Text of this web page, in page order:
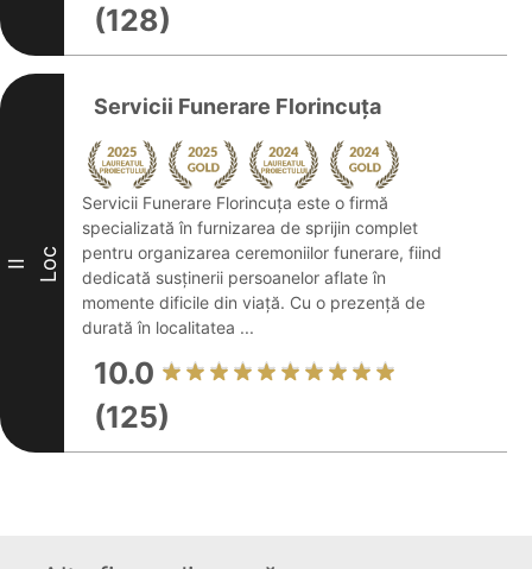
(128)
II Loc
Servicii Funerare Florincuța
Servicii Funerare Florincuța este o firmă
specializată în furnizarea de sprijin complet
pentru organizarea ceremoniilor funerare, fiind
dedicată susținerii persoanelor aflate în
momente dificile din viață. Cu o prezență de
durată în localitatea ...
10.0
(125)